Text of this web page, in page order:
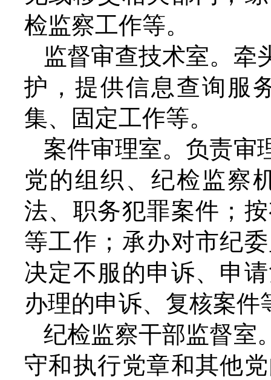
检监察工作等。
监督审查技术室。牵
护，提供信息查询服
集、固定工作等。
案件审理室。负责审
党的组织、纪检监察
法、职务犯罪案件；
等工作；承办对市纪
决定不服的申诉、申
办理的申诉、复核案件
纪检监察干部监督室
守和执行党章和其他